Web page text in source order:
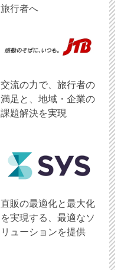
旅行者へ
交流の力で、旅行者の
満足と、地域・企業の
課題解決を実現
直販の最適化と最大化
を実現する、最適なソ
リューションを提供